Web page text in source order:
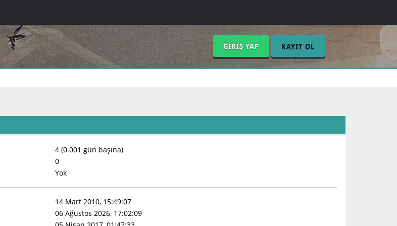
GIRIŞ YAP KAYIT OL
4 (0.001 gün başına)
0
Yok
14 Mart 2010, 15:49:07
06 Ağustos 2026, 17:02:09